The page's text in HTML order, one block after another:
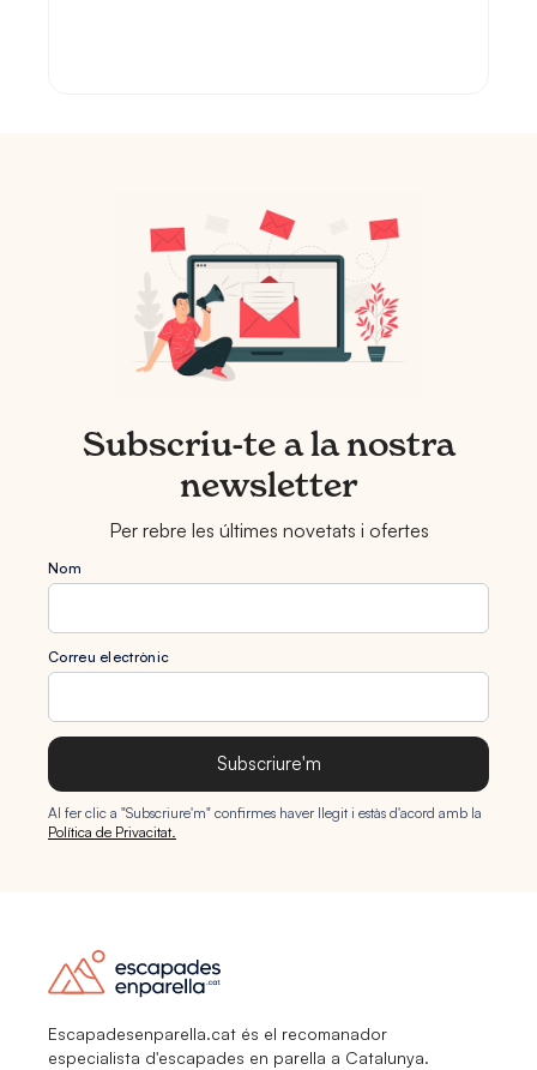
Subscriu-te a la nostra
newsletter
Per rebre les últimes novetats i ofertes
Nom
Correu electrònic
Subscriure'm
Al fer clic a "Subscriure'm" confirmes haver llegit i estàs d'acord amb la
Política de Privacitat.
Escapadesenparella.cat és el recomanador
especialista d'escapades en parella a Catalunya.